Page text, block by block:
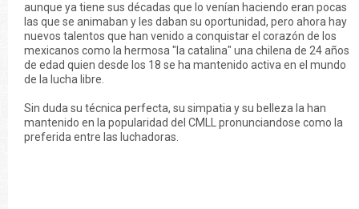
aunque ya tiene sus décadas que lo venían haciendo eran pocas
las que se animaban y les daban su oportunidad, pero ahora hay
nuevos talentos que han venido a conquistar el corazón de los
mexicanos como la hermosa "la catalina" una chilena de 24 años
de edad quien desde los 18 se ha mantenido activa en el mundo
de la lucha libre.
Sin duda su técnica perfecta, su simpatia y su belleza la han
mantenido en la popularidad del CMLL pronunciandose como la
preferida entre las luchadoras.